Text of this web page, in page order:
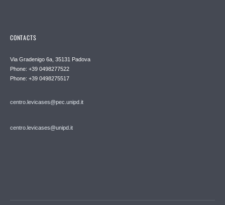
CONTACTS
Via Gradenigo 6a, 35131 Padova
Phone: +39 0498277522
Phone: +39 0498275517
centro.levicases@pec.unipd.it
centro.levicases@unipd.it